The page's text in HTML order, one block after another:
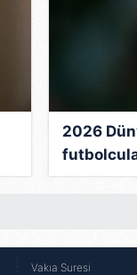
2026
Vakıa Suresi